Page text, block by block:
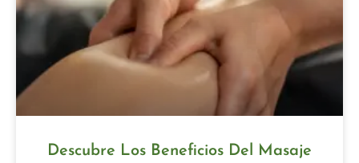
Descubre Los Beneficios Del Masaje